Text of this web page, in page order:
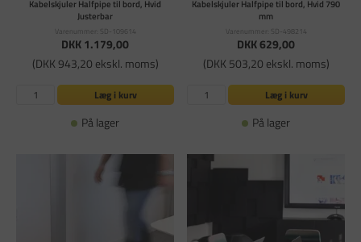
Kabelskjuler Halfpipe til bord, Hvid
Justerbar
Varenummer: SD-109614
DKK 1.179,00
(DKK 943,20 ekskl. moms)
Læg i kurv
På lager
Kabelskjuler Halfpipe til bord, Hvid 790
mm
Varenummer: SD-498214
DKK 629,00
(DKK 503,20 ekskl. moms)
Læg i kurv
På lager